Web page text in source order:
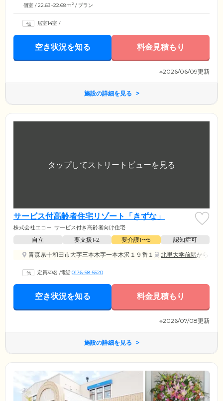
個室 / 22.63~22.68m2 / プラン
居室14室 /
空き状況を知る 料金見積もり
※2026/06/09更新
施設の詳細を見る
サービス付高齢者住宅リゾート「きずな」
株式会社エコー サービス付き高齢者向け住宅
自立 要支援1•2 要介護1〜5
認知症可
青森県十和田市大字三本木字一本木沢１９番１
北里大学前駅から 徒歩
定員30名 /電話0176-58-5520
空き状況を知る 料金見積もり
※2026/07/08更新
施設の詳細を見る